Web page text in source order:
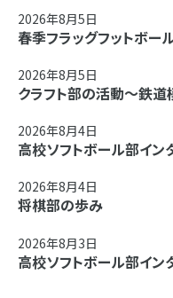
2026年8月5日
春季フラッグフットボー
2026年8月5日
クラフト部の活動～鉄
2026年8月4日
高校ソフトボール部イン
2026年8月4日
将棋部の歩み
2026年8月3日
高校ソフトボール部イン